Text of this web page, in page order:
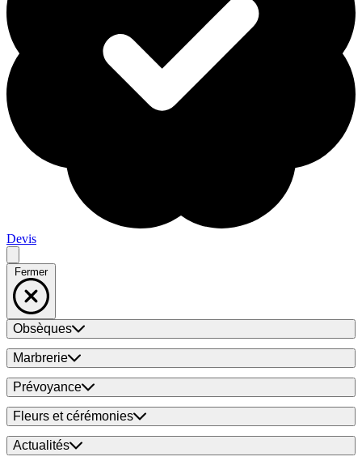
Devis
Fermer
Obsèques
Marbrerie
Prévoyance
Fleurs et cérémonies
Actualités